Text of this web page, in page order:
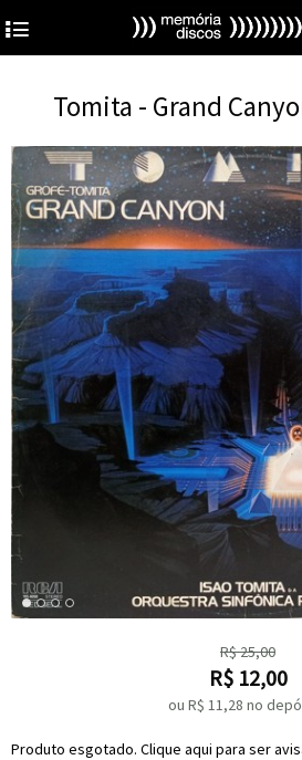
4
Tomita - Grand
R$25,00
R$ 12,00
ou R$ 11,28 no
Produto esgotado. Clique aqui para ser